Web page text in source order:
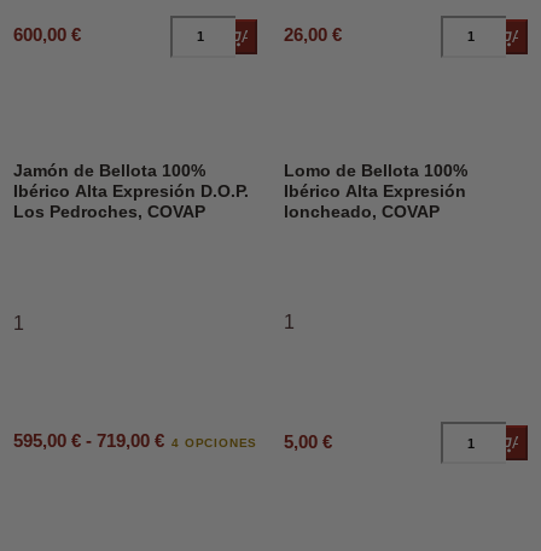
600,00 € Añadir al carrito
26,00 €
Jamón de Bellota 100%
Ibérico Alta Expresión D.O.P.
Los Pedroches, COVAP
1
595,00 € - 719,00 € 4 OPCIONES
Lomo de Bellota 100%
Ibérico Alta Expresión
loncheado, COVAP
1
5,00 €